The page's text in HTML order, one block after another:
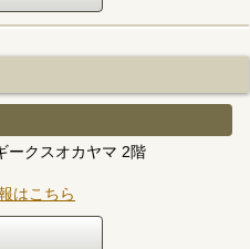
ークスオカヤマ 2階
はこちら